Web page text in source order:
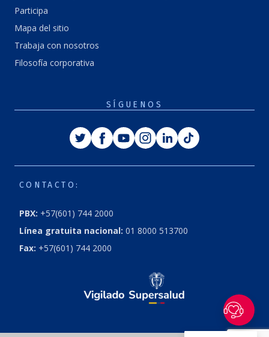
Participa
Mapa del sitio
Trabaja con nosotros
Filosofía corporativa
SÍGUENOS
TwitterFacebook
YoutubeInstagram
LinkedinTiktok
CONTACTO:
PBX: +57(601) 744 2000
Línea gratuita nacional: 01 8000 513700
Fax: +57(601) 744 2000